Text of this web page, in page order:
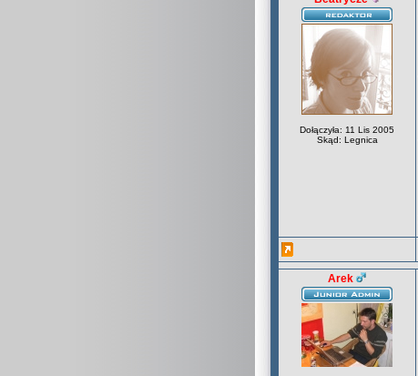
Dołączyła: 11 Lis 2005
Skąd: Legnica
Arek